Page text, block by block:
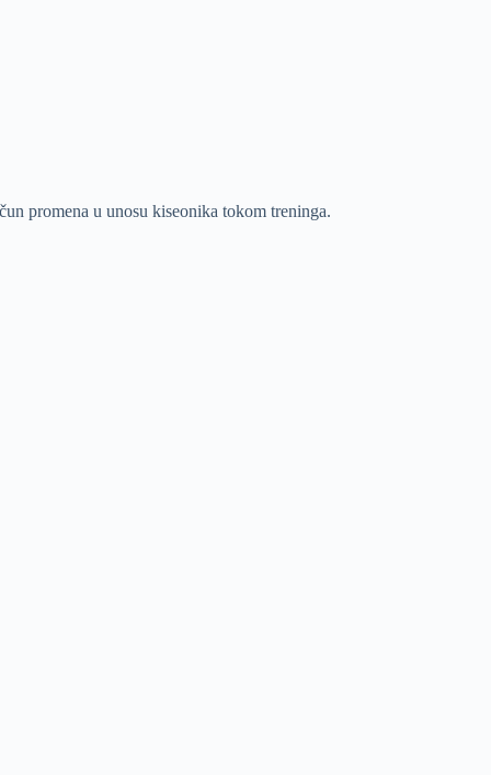
promena u unosu kiseonika tokom treninga.